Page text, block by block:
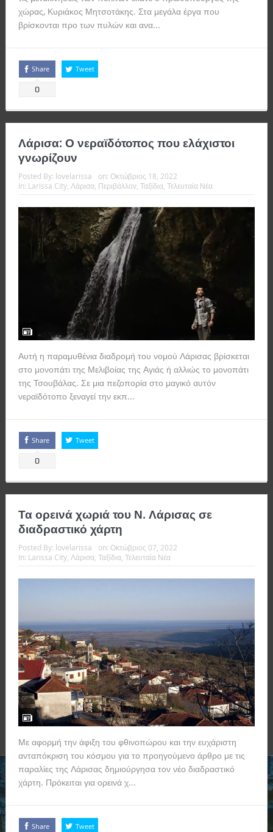
χώρας, Κυριάκος Μητσοτάκης. Στα μεγάλα έργα που
βρίσκονται προ των πυλών και ανα...
Share
0
Tweet
Λάρισα: Ο νεραϊδότοπος που ελάχιστοι
γνωρίζουν
Posted By: lovelarissa on: Οκτώβριος 18, 2022
In: Larissa City, Λάρισα, Περιβάλλον, Ταξίδια, Τελευταία Νέα
Αυτή η παραμυθένια διαδρομή του νομού Λάρισας βρίσκεται
στο μονοπάτι της Μελιβοίας της Αγιάς ή αλλιώς το μονοπάτι
της Τσουβάλας. Σε μια πεζοπορία στο μαγικό αυτόν
νεραϊδότοπο ξεναγεί την εκπ...
Share
0
Tweet
Τα ορεινά χωριά του Ν. Λάρισας σε
διαδραστικό χάρτη
Posted By: lovelarissa on: Οκτώβριος 07, 2022
In: Larissa City, Λάρισα, Ταξίδια, Τελευταία Νέα
Με αφορμή την άφιξη του φθινοπώρου και την ευχάριστη
ανταπόκριση του κόσμου για το προηγούμενο άρθρο με τις
παραλίες της Λάρισας δημιούργησα τον νέο διαδραστικό
χάρτη. Πρόκειται για ορεινά χ...
Share Tweet